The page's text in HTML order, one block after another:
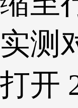
实测
打开